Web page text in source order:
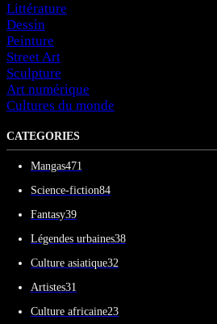
Littérature
Dessin
Peinture
Street Art
Sculpture
Art numérique
Cultures du monde
CATEGORIES
Mangas471
Science-fiction84
Fantasy39
Légendes urbaines38
Culture asiatique32
Artistes31
Culture africaine23